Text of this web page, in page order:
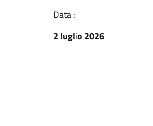
Data :
2 luglio 2026